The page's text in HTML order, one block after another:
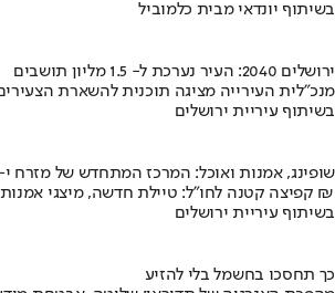
בשיתוף יונדאי מבית כלמוביל
ירושלים 2040: העיר נערכת ל- 1.5 מליון תושבים
מנכ"לית העירייה מציגה תוכנית להשארת
בשיתוף עיריית ירושלים
שופינג, אמנות ואוכל: המרכז המתחדש של מזרח
קפיצה קטנה לחו"ל: טיילת חדשה, מיצגי אמנות, וכיכרות משופצות בהשקעה של 100 מיליון ₪
בשיתוף עיריית ירושלים
כך תחסכו בחשמל בלי להזיע